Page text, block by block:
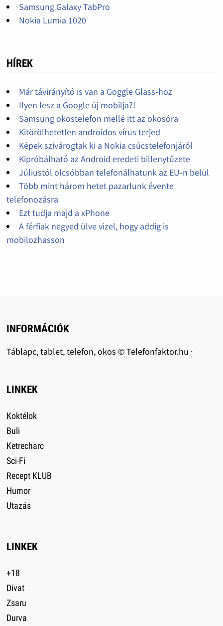
Samsung Galaxy TabPro
Nokia Lumia 1020
HÍREK
Már távirányító is van a Goggle Glass-hoz
Ilyen lesz a Google új mobilja?!
Samsung okostelefon mellé itt az okosóra
Kitörölhetetlen androidos vírus terjed
Képek szivárogtak ki a Nokia csúcstelefonjáról
Kipróbálható az Android eredeti billenytűzete
Júliustól olcsóbban telefonálhatunk az EU-n belül
Több mint három hetet pazarlunk évente
telefonozásra
Ezt tudja majd a xPhone
A férfiak negyed ülve vizel, hogy addig is
mobilozhasson
INFORMÁCIÓK
Táblapc, tablet, telefon, okos © Telefonfaktor.hu ·
LINKEK
Koktélok
Buli
Ketrecharc
Sci-Fi
Recept KLUB
Humor
Utazás
LINKEK
+18
Divat
Zsaru
Durva